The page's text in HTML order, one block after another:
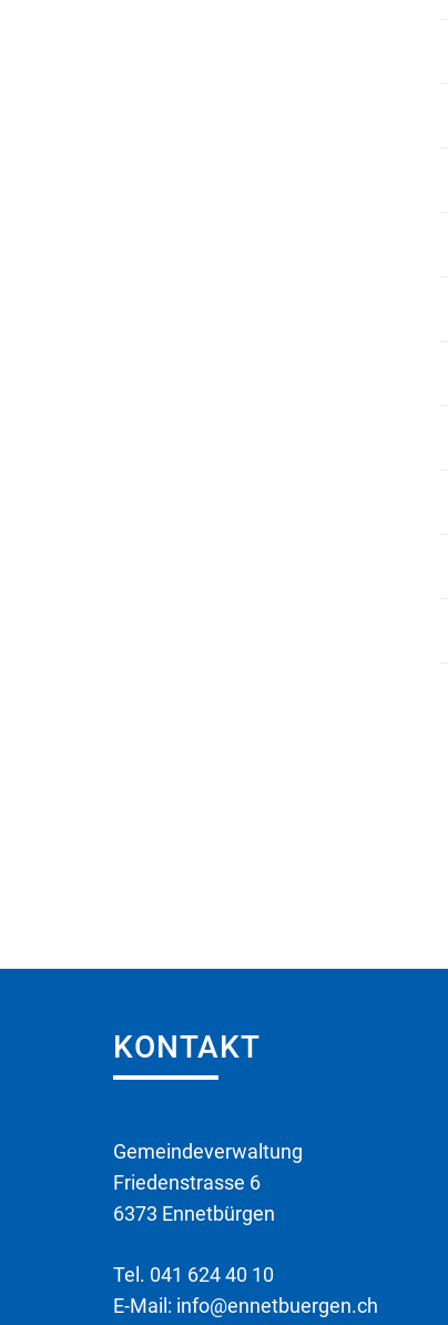
KONTAKT
Gemeindeverwaltung
Friedenstrasse 6
6373 Ennetbürgen
Tel. 041 624 40 10
E-Mail: info@ennetbuergen.ch